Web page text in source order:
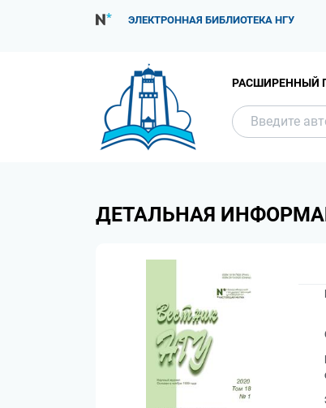
ЭЛЕКТРОННАЯ БИБЛИОТЕКА НГУ
РАСШИРЕННЫЙ
ДЕТАЛЬНАЯ